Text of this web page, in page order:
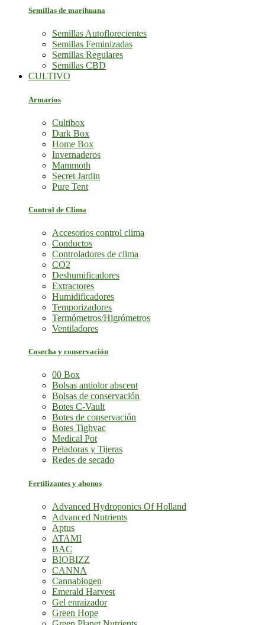
Semillas de marihuana
Semillas Autoflorecientes
Semillas Feminizadas
Semillas Regulares
Semillas CBD
CULTIVO
Armarios
Cultibox
Dark Box
Home Box
Invernaderos
Mammoth
Secret Jardin
Pure Tent
Control de Clima
Accesorios control clima
Conductos
Controladores de clima
CO2
Deshumificadores
Extractores
Humidificadores
Temporizadores
Termómetros/Higrómetros
Ventiladores
Cosecha y conservación
00 Box
Bolsas antiolor abscent
Bolsas de conservación
Botes C-Vault
Botes de conservación
Botes Tighvac
Medical Pot
Peladoras y Tijeras
Redes de secado
Fertilizantes y abonos
Advanced Hydroponics Of Holland
Advanced Nutrients
Aptus
ATAMI
BAC
BIOBIZZ
CANNA
Cannabiogen
Emerald Harvest
Gel enraizador
Green Hope